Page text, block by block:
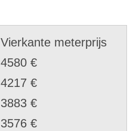
Vierkante meterprijs
4580 €
4217 €
3883 €
3576 €